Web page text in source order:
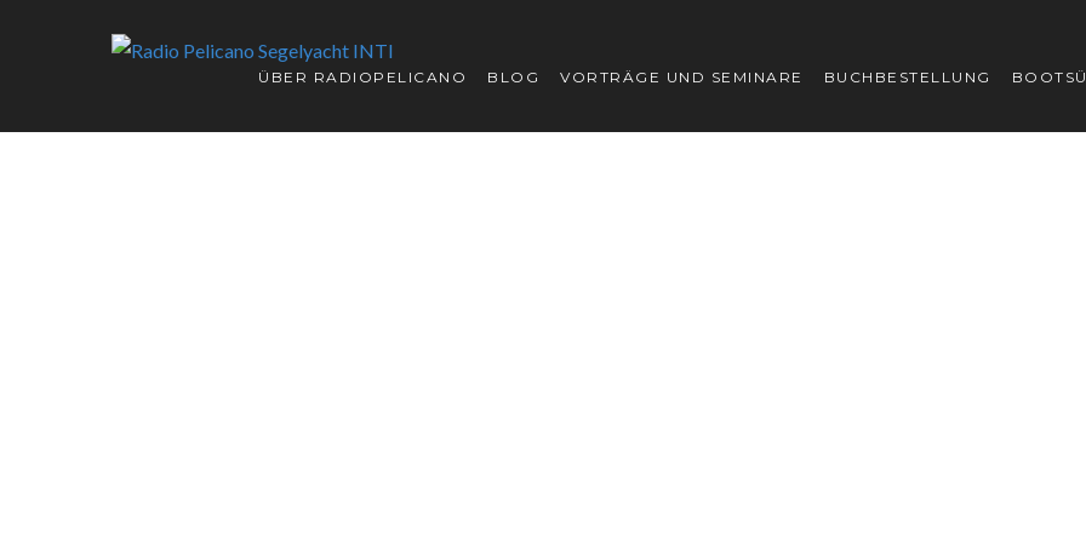
ÜBER RADIOPELICANO BLOG VORTRÄGE UND SEMINARE BUCHBESTELLUNG